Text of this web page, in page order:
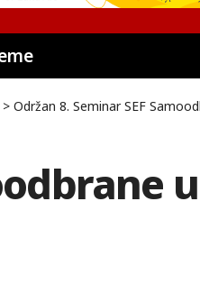
> Održan 8. Seminar SEF
u